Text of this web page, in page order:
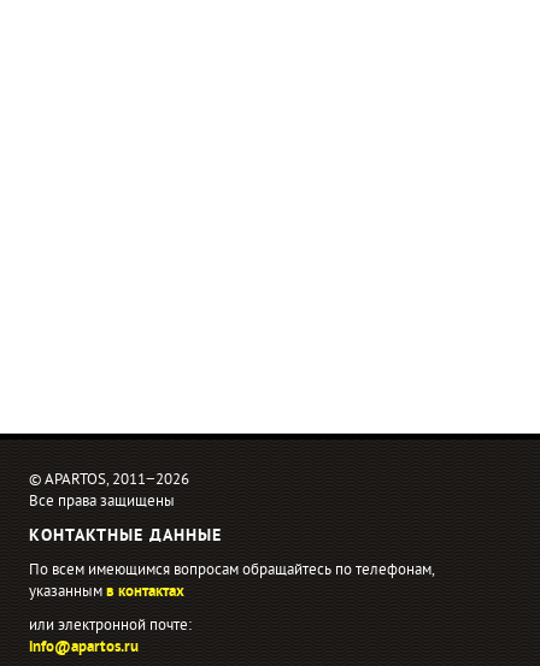
© APARTOS, 2011−2026
Все права защищены
КОНТАКТНЫЕ ДАННЫЕ
По всем имеющимся вопросам обращайтесь по телефонам,
указаннымв контактах
или электронной почте:
info@apartos.ru